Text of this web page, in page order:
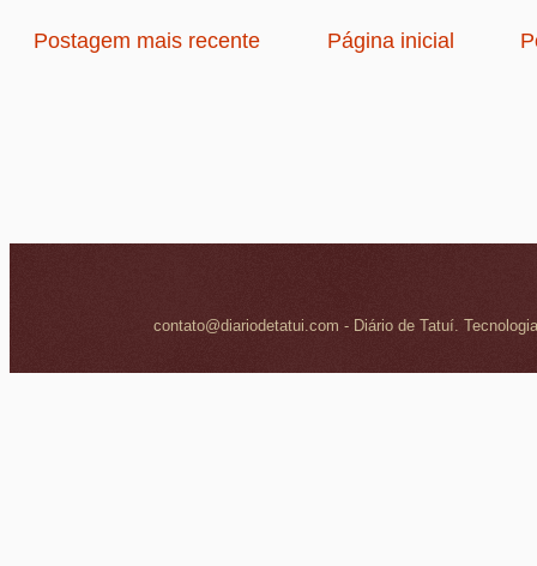
Postagem mais recente Página inicial
contato@diariodetatui.com - Diário de Tatuí.